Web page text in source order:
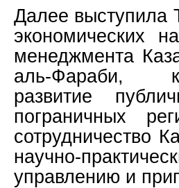
Далее выступила
экономических
менеджмента
аль-Фараби,
развитие
пограничных
сотрудничество
научно-
управлению и